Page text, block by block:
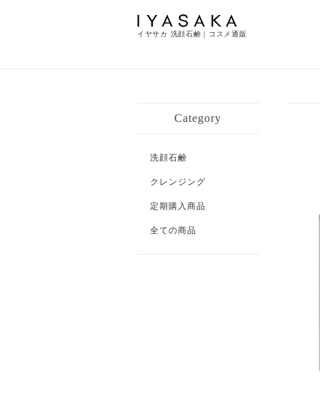
イヤサカ 洗顔石鹸｜コスメ通販
Category
洗顔石鹸
クレンジング
定期購入商品
全ての商品